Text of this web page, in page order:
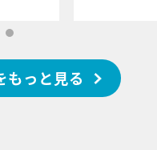
もっと見る